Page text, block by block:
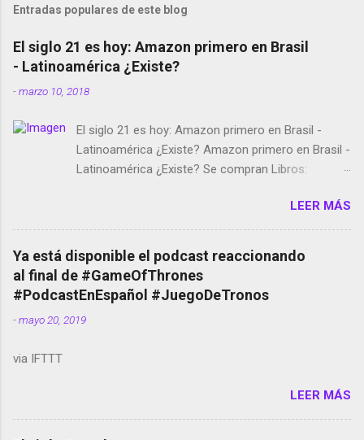
Entradas populares de este blog
El siglo 21 es hoy: Amazon primero en Brasil
- Latinoamérica ¿Existe?
-marzo 10, 2018
El siglo 21 es hoy: Amazon primero en Brasil -
Latinoamérica ¿Existe? Amazon primero en Brasil -
Latinoamérica ¿Existe? Se compran Libros:
temporada de Black Mirror Twitter deja de verificar
cuentas Responden los fotógrafos Brian May y el
copyright en Instagram Música y vídeo selfies en la
red social Riddley Scott saca a Kevin Spacey de su
película Francisco regaña a los que usan el
smartphone en sus misas La serie de la Tierra
Media GoBee - StartUp de bicicletas de alquiler
Live Photos en Google Photos Llegando Partimos
Dictados en Android El tamaño y su importancia...
LEER MÁS
Ya está disponible el podcast reaccionando
al final de #GameOfThrones
#PodcastEnEspañol #JuegoDeTronos
-mayo 20, 2019
via IFTTT
LEER MÁS